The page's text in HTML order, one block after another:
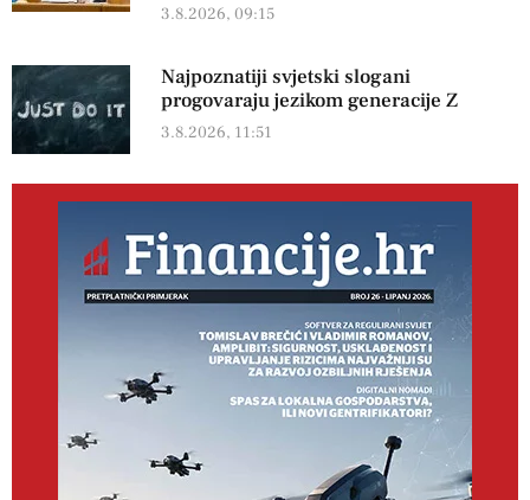
3.8.2026, 09:15
Najpoznatiji svjetski slogani
progovaraju jezikom generacije Z
3.8.2026, 11:51